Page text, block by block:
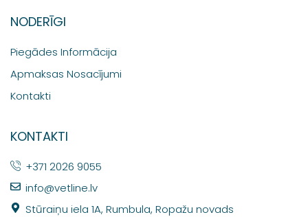
NODERĪGI
Piegādes Informācija
Apmaksas Nosacījumi
Kontakti
KONTAKTI
+371 2026 9055
info@vetline.lv
Stūraiņu iela 1A, Rumbula, Ropažu novads